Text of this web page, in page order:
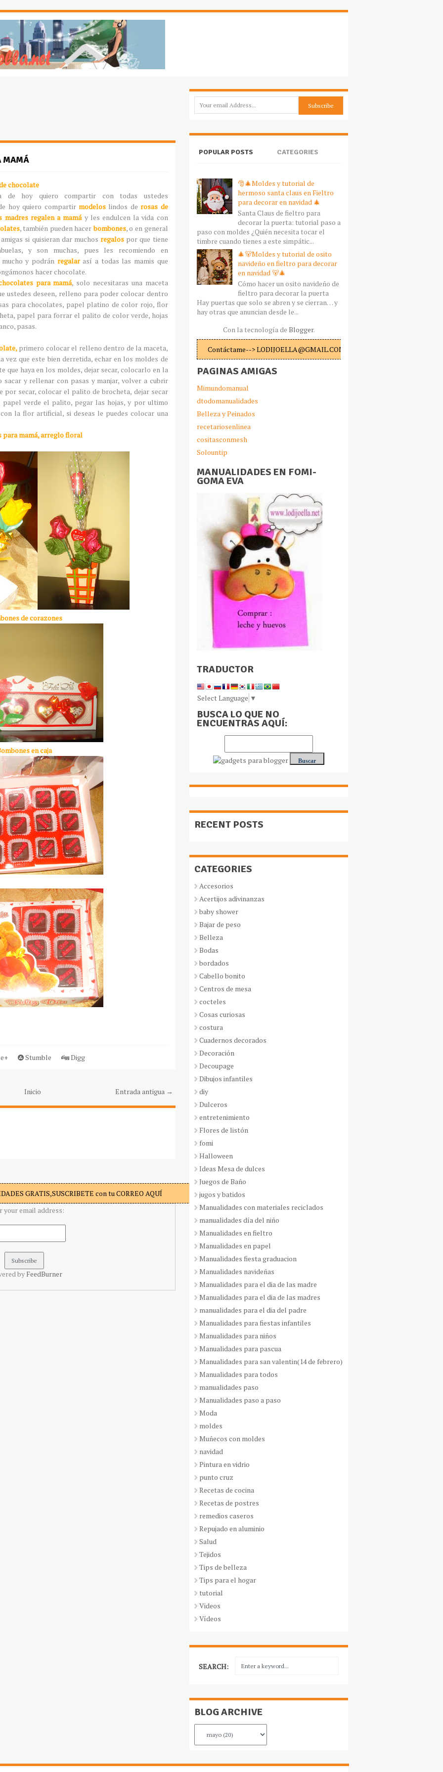
MAMÁ
chocolate
de hoy quiero compartir con todas ustedes
hoy quiero compartirmodeloslindos derosas de
madres regalen a mamá y les endulcen la vida con
, también pueden hacerbombones, o en general
si quisieran dar muchosregalos por que tiene
y son muchas, pues les recomiendo en
y podránregalarasí a todas las mamis que
hacer chocolate.
para mamá, solo necesitaras una maceta
ustedes deseen, relleno para poder colocar dentro
para chocolates, papel platino de color rojo, flor
papel para forrar el palito de color verde, hojas
pasas.
primero colocar el relleno dentro de la maceta,
que este bien derretida, echar en los moldes de
que haya en los moldes, dejar secar, colocarlo en la
y rellenar con pasas y manjar, volver a cubrir
por secar, colocar el palito de brocheta, dejar secar
verde el palito, pegar las hojas, y por ultimo
la flor artificial, si deseas le puedes colocar una
para mamá, arreglo floral
de corazones
en caja
Stumble Digg
Entrada antigua →
Inicio
GRATIS,SUSCRIBETE con tu CORREO AQUÍ
your email address:
by FeedBurner
POPULAR POSTS CATEGORIES
🎅🎄Moldes y tutorial de
hermoso santa claus en Fieltro
para decorar en navidad 🎄
Santa Claus de fieltro para
decorar la puerta: tutorial paso a
paso con moldes ¿Quién necesita tocar el
timbre cuando tienes a este simpátic...
🎄🐻Moldes y tutorial de osito
navideño en fieltro para decorar
en navidad 🐻🎄
Cómo hacer un osito navideño de
fieltro para decorar la puerta
Hay puertas que solo se abren y se cierran… y
hay otras que anuncian desde le...
Con la tecnología de Blogger.
Contáctame--> LODIJOELLA@GMAIL.COM
PAGINAS AMIGAS
Mimundomanual
dtodomanualidades
Belleza y Peinados
recetariosenlinea
cositasconmesh
Solountip
MANUALIDADES EN FOMI-
GOMA EVA
TRADUCTOR
Select Language ▼
BUSCA LO QUE NO
ENCUENTRAS AQUÍ:
RECENT POSTS
CATEGORIES
Accesorios
Acertijos adivinanzas
baby shower
Bajar de peso
Belleza
Bodas
bordados
Cabello bonito
Centros de mesa
cocteles
Cosas curiosas
costura
Cuadernos decorados
Decoración
Decoupage
Dibujos infantiles
diy
Dulceros
entretenimiento
Flores de listón
fomi
Halloween
Ideas Mesa de dulces
Juegos de Baño
jugos y batidos
Manualidades con materiales reciclados
manualidades día del niño
Manualidades en fieltro
Manualidades en papel
Manualidades fiesta graduacion
Manualidades navideñas
Manualidades para el dia de las madre
Manualidades para el dia de las madres
manualidades para el dia del padre
Manualidades para fiestas infantiles
Manualidades para niños
Manualidades para pascua
Manualidades para san valentin(14 de febrero)
Manualidades para todos
manualidades paso
Manualidades paso a paso
Moda
moldes
Muñecos con moldes
navidad
Pintura en vidrio
punto cruz
Recetas de cocina
Recetas de postres
remedios caseros
Repujado en aluminio
Salud
Tejidos
Tips de belleza
Tips para el hogar
tutorial
Videos
Vídeos
SEARCH:
BLOG ARCHIVE